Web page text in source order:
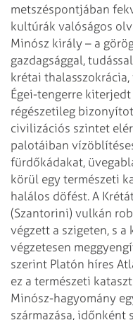
metszéspontjában
kultúrák valóságos
Minósz király – a
gazdagsággal, tudással
krétai
Égei-tengerre
régészetileg
civilizációs szintet
palotáiban
fürdőkádakat,
körül egy természeti
halálos döfést. A
(Szantorini) vulkán
végzett a szigeten, s
végzetesen
szerint Platón híres
ez a természeti
Minósz-hagyomány
származása, időnként